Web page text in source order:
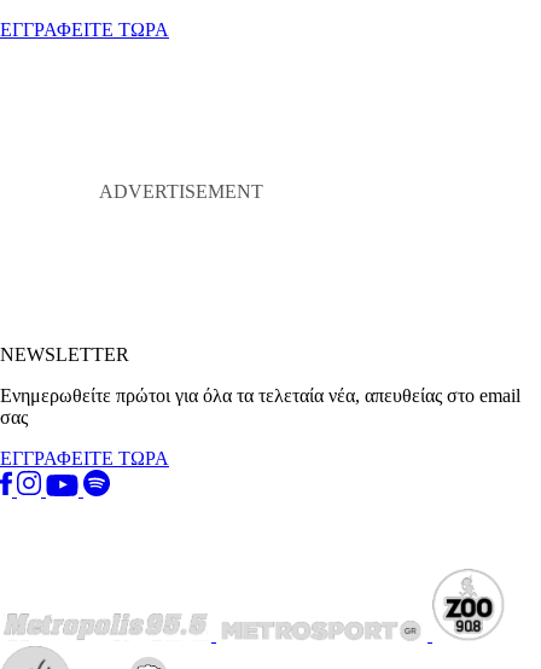
ΕΓΓΡΑΦΕΙΤΕ ΤΩΡΑ
NEWSLETTER
Ενημερωθείτε πρώτοι για όλα τα τελεταία νέα, απευθείας στο email
σας
ΕΓΓΡΑΦΕΙΤΕ ΤΩΡΑ